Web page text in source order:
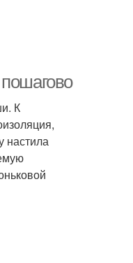
К
настила